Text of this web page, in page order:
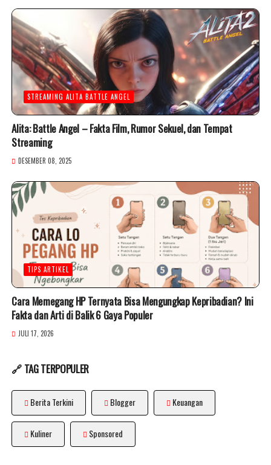
STREAMING ALITA BATTLE ANGEL
Alita: Battle Angel – Fakta Film, Rumor Sekuel, dan Tempat
Streaming
DESEMBER 08, 2025
TIPS ARTIKEL
Cara Memegang HP Ternyata Bisa Mengungkap Kepribadian? Ini
Fakta dan Arti di Balik 6 Gaya Populer
JULI 17, 2026
🔗 TAG TERPOPULER
Berita Terkini Blogger Keuangan
Kuliner Sponsored